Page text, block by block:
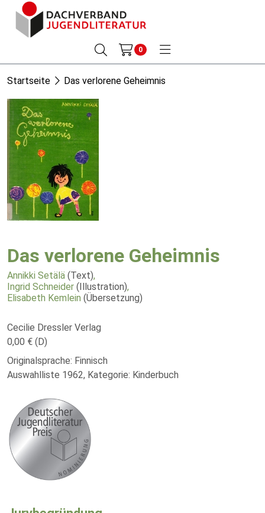
0
Startseite Das verlorene Geheimnis
Das verlorene Geheimnis
Annikki Setälä (Text),
Ingrid Schneider (Illustration),
Elisabeth Kemlein (Übersetzung)
Cecilie Dressler Verlag
0,00 € (D)
Originalsprache: Finnisch
Auswahlliste 1962, Kategorie: Kinderbuch